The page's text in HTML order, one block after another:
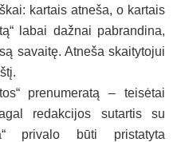
kartais atneša, o kartais
labai dažnai pabrandina,
savaitę. Atneša skaitytojui
prenumeratą – teisėtai
redakcijos sutartis su
privalo būti pristatyta